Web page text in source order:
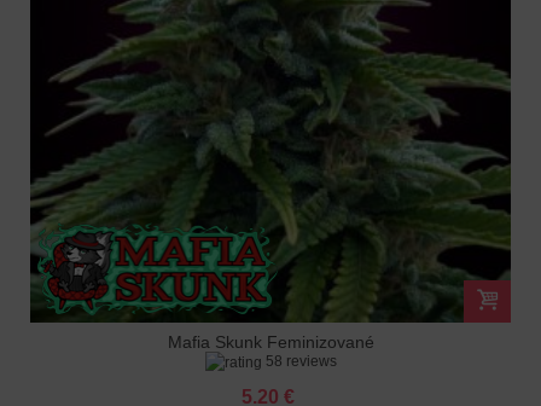
Mafia Skunk Feminizované
58 reviews
5.20 €